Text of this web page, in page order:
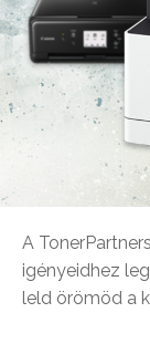
A
igényeidhez
leld örömöd a